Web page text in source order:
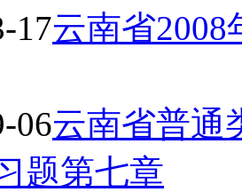
17云南省2008
06云南省普通
题第七章